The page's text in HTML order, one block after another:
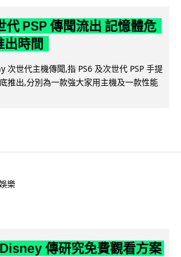
代 PSP 傳聞流出 記憶體危
出時間
次世代主機傳聞,指 PS6 及次世代 PSP 手提
推出,分別為一款強大家用主機及一款性能
樂
傳研究免費觀看方案